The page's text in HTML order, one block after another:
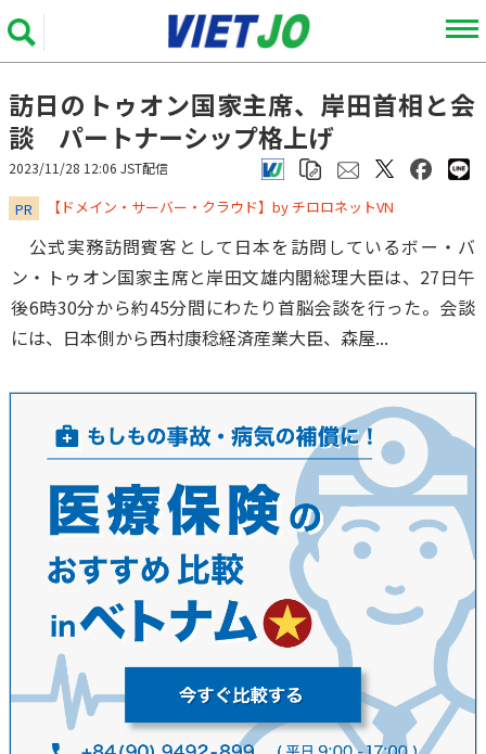
訪日のトゥオン国家主席、岸田首相と会
談 パートナーシップ格上げ
2023/11/28 12:06 JST配信
PR ​​​​​​​【ドメイン・サーバー・クラウド】by チロロネットVN
公式実務訪問賓客として日本を訪問しているボー・バ
ン・トゥオン国家主席と岸田文雄内閣総理大臣は、27日午
後6時30分から約45分間にわたり首脳会談を行った。会談
には、日本側から西村康稔経済産業大臣、森屋...